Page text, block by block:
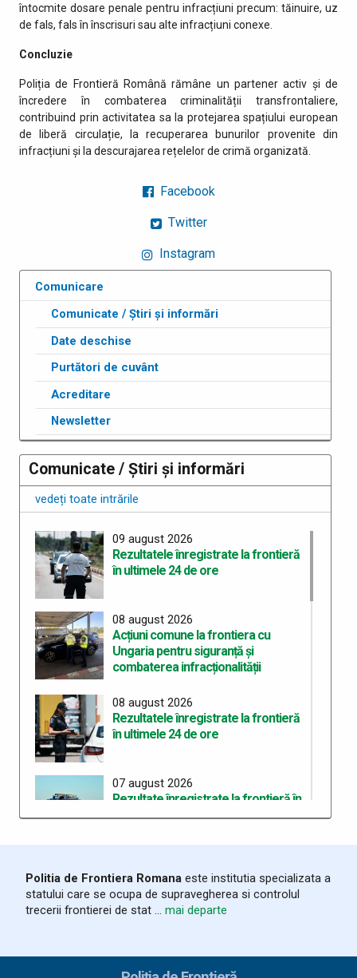
întocmite dosare penale pentru infracțiuni precum: tăinuire, uz
de fals, fals în înscrisuri sau alte infracțiuni conexe.
Concluzie
Poliția de Frontieră Română rămâne un partener activ și de
încredere în combaterea criminalității transfrontaliere,
contribuind prin activitatea sa la protejarea spațiului european
de liberă circulație, la recuperarea bunurilor provenite din
infracțiuni și la descurajarea rețelelor de crimă organizată.
Facebook
Twitter
Instagram
Comunicare
Comunicate / Știri și informări
Date deschise
Purtători de cuvânt
Acreditare
Newsletter
Comunicate / Știri și informări
vedeți toate intrările
09 august 2026
Rezultatele înregistrate la frontieră
în ultimele 24 de ore
08 august 2026
Acțiuni comune la frontiera cu
Ungaria pentru siguranță și
combaterea infracționalității
08 august 2026
Rezultatele înregistrate la frontieră
în ultimele 24 de ore
07 august 2026
Rezultate înregistrate la frontieră în
ultimele 24 de ore
Trei cetățeni chinezi depistați la PTF
Stamora-Moravița cu vize false
Rezultate înregistrate la frontieră în
Politia de Frontiera Romana este institutia specializata a
statului care se ocupa de supravegherea si controlul
trecerii frontierei de stat ... mai departe